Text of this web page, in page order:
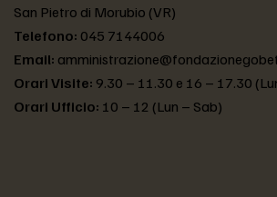
San Pietro di Morubio (VR)
Telefono: 045 7144006
Email:
Orari Visite: 9.30 – 11.30 e 16 – 17.30
Orari Ufficio: 10 – 12 (Lun – Sab)